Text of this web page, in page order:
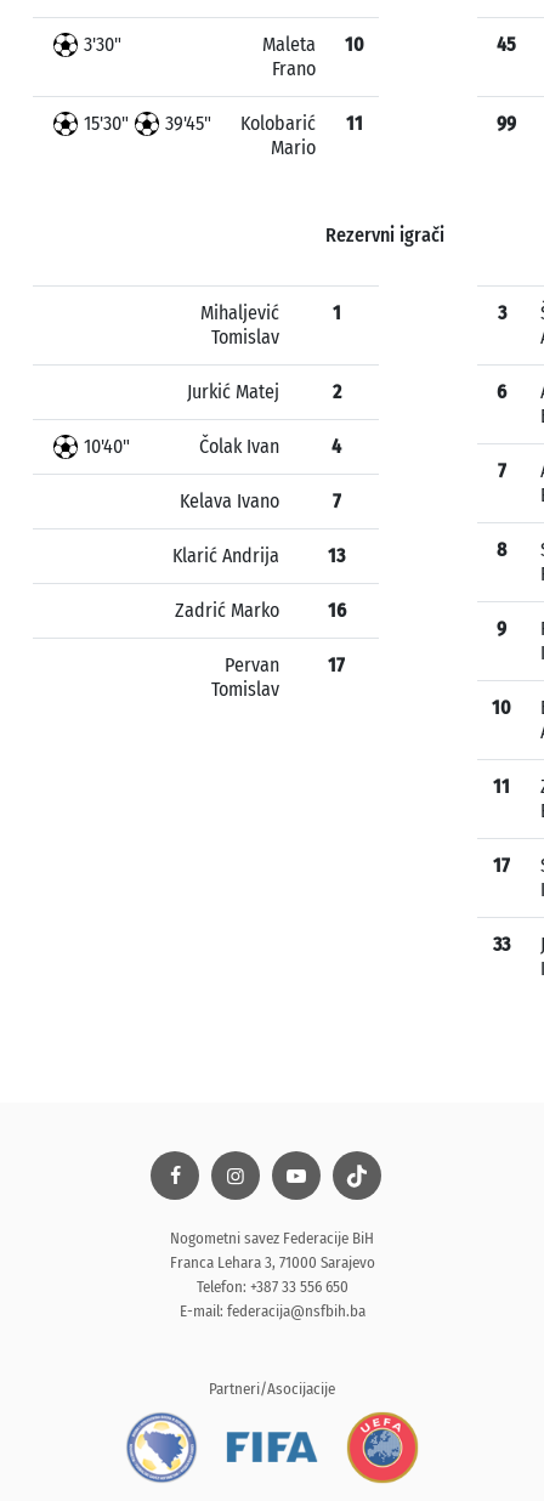
3'30"
Maleta
Frano
10
15'30" 39'45"
Kolobarić
Mario
11
45
99
Rezervni igrači
Mihaljević
Tomislav
1
Jurkić Matej 2
10'40" Čolak Ivan 4
Kelava Ivano 7
Klarić Andrija 13
Zadrić Marko 16
Pervan
Tomislav
17
3
6
7
8
9
10
11
17
33
Nogometni savez Federacije BiH
Franca Lehara 3, 71000 Sarajevo
Telefon: +387 33 556 650
E-mail: federacija@nsfbih.ba
Partneri/Asocijacije